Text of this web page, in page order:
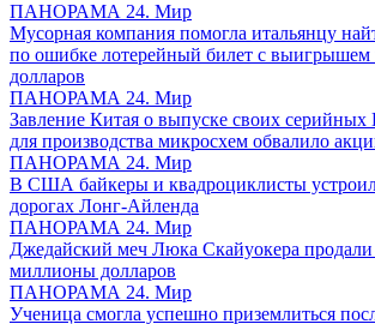
ПАНОРАМА 24. Мир
Мусорная компания помогла итальянцу
по ошибке лотерейный билет с
долларов
ПАНОРАМА 24. Мир
Завление Китая о выпуске своих серийных
для производства микросхем обвалило
ПАНОРАМА 24. Мир
В США байкеры и квадроциклисты
дорогах Лонг-Айленда
ПАНОРАМА 24. Мир
Джедайский меч Люка Скайуокера продали
миллионы долларов
ПАНОРАМА 24. Мир
Ученица смогла успешно приземлиться